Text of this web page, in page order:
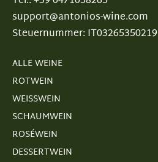
support@antonios-wine.com
Steuernummer: IT03265350219
ALLE WEINE
ROTWEIN
WEISSWEIN
SCHAUMWEIN
ROSÉWEIN
DESSERTWEIN